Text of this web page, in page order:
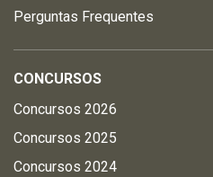
Perguntas Frequentes
CONCURSOS
Concursos 2026
Concursos 2025
Concursos 2024